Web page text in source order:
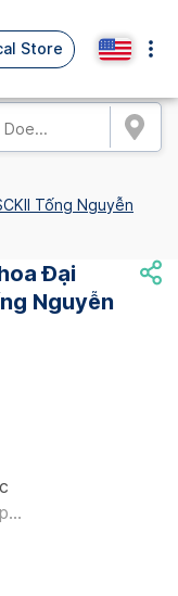
Store
Tống Nguyễn
Đại
Nguyễn